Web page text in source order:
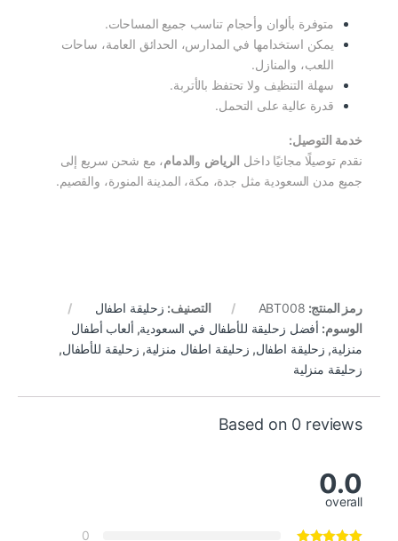
متوفرة بألوان وأحجام تناسب جميع المساحات.
يمكن استخدامها في المدارس، الحدائق العامة، ساحات
اللعب، والمنازل.
سهلة التنظيف ولا تحتفظ بالأتربة.
قدرة عالية على التحمل.
خدمة التوصيل:
نقدم توصيلًا مجانيًا داخل الرياض والدمام، مع شحن سريع إلى
جميع مدن السعودية مثل جدة، مكة، المدينة المنورة، والقصيم.
رمز المنتج: ABT008 التصنيف: زحليقة اطفال
الوسوم: أفضل زحليقة للأطفال في السعودية, ألعاب أطفال
منزلية, زحليقة اطفال, زحليقة اطفال منزلية​, زحليقة للأطفال,
زحليقة منزلية
Based on 0 reviews
0.0
overall
0